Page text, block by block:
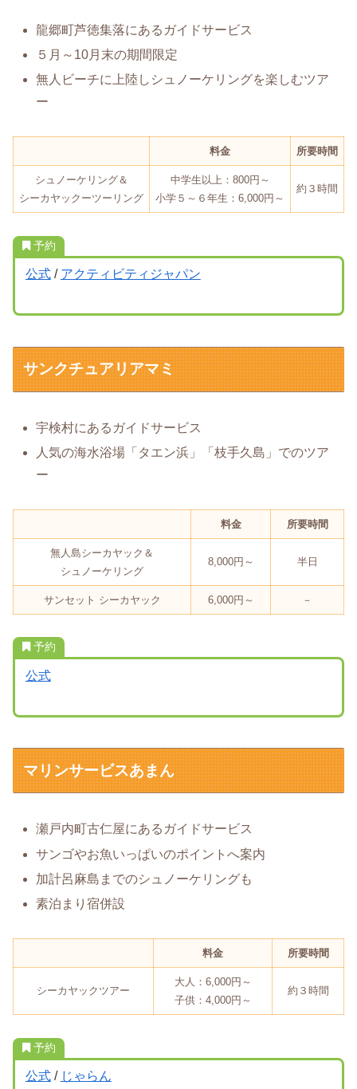
龍郷町芦徳集落にあるガイドサービス
５月～10月末の期間限定
無人ビーチに上陸しシュノーケリングを楽しむツア
ー
料金 所要時間
シュノーケリング＆
シーカヤックーツーリング
中学生以上：800円～
小学５～６年生：6,000円～
約３時間
予約
公式/ アクティビティジャパン
サンクチュアリアマミ
宇検村にあるガイドサービス
人気の海水浴場「タエン浜」「枝手久島」でのツア
ー
料金 所要時間
無人島シーカヤック＆
シュノーケリング
8,000円～ 半日
サンセット シーカヤック 6,000円～ －
予約
公式
マリンサービスあまん
瀬戸内町古仁屋にあるガイドサービス
サンゴやお魚いっぱいのポイントへ案内
加計呂麻島までのシュノーケリングも
素泊まり宿併設
料金 所要時間
シーカヤックツアー
大人：6,000円～
子供：4,000円～
約３時間
予約
公式/ じゃらん